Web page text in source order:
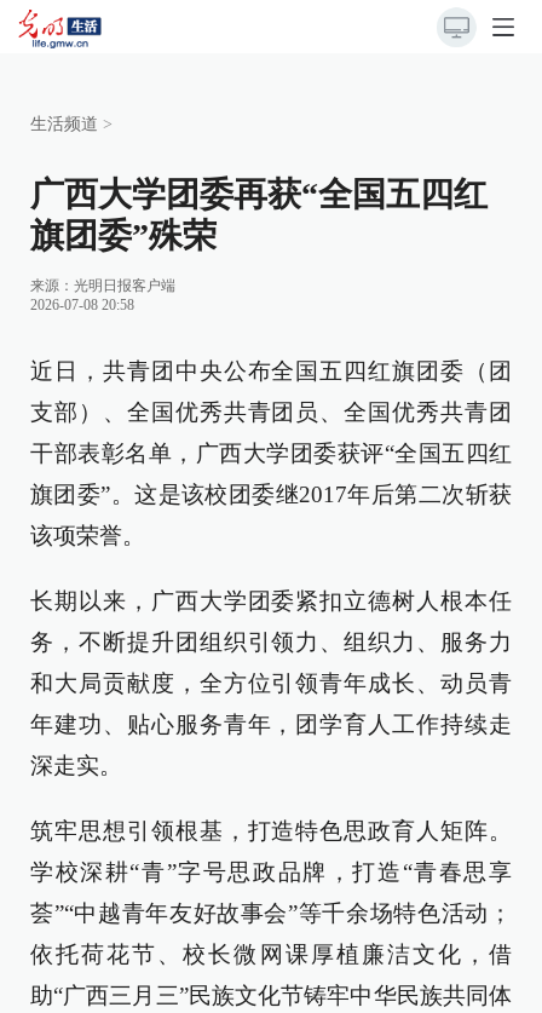
生活频道 >
广西大学团委再获“全国五四红
旗团委”殊荣
来源： 光明日报客户端
2026-07-08 20:58
近日，共青团中央公布全国五四红旗团委（团
支部）、全国优秀共青团员、全国优秀共青团
干部表彰名单，广西大学团委获评“全国五四红
旗团委”。这是该校团委继2017年后第二次斩获
该项荣誉。
长期以来，广西大学团委紧扣立德树人根本任
务，不断提升团组织引领力、组织力、服务力
和大局贡献度，全方位引领青年成长、动员青
年建功、贴心服务青年，团学育人工作持续走
深走实。
筑牢思想引领根基，打造特色思政育人矩阵。
学校深耕“青”字号思政品牌，打造“青春思享
荟”“中越青年友好故事会”等千余场特色活动；
依托荷花节、校长微网课厚植廉洁文化，借
助“广西三月三”民族文化节铸牢中华民族共同体